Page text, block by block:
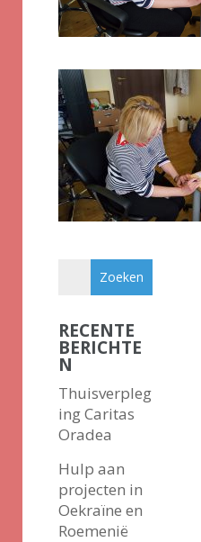
RECENTE
BERICHTE
N
Thuisverpleg
ing Caritas
Oradea
Hulp aan
projecten in
Oekraïne en
Roemenië